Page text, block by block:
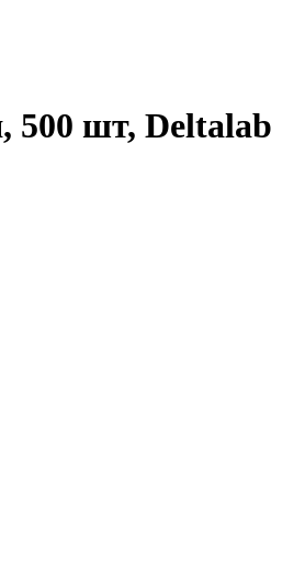
500 шт, Deltalab